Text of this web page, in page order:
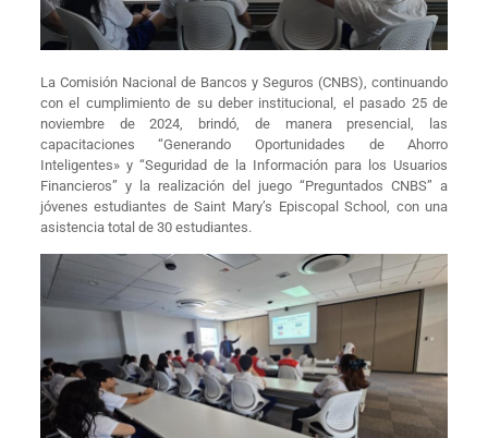
La Comisión Nacional de Bancos y Seguros (CNBS), continuando
con el cumplimiento de su deber institucional, el pasado 25 de
noviembre de 2024, brindó, de manera presencial, las
capacitaciones “Generando Oportunidades de Ahorro
Inteligentes» y “Seguridad de la Información para los Usuarios
Financieros” y la realización del juego “Preguntados CNBS” a
jóvenes estudiantes de Saint Mary’s Episcopal School, con una
asistencia total de 30 estudiantes.